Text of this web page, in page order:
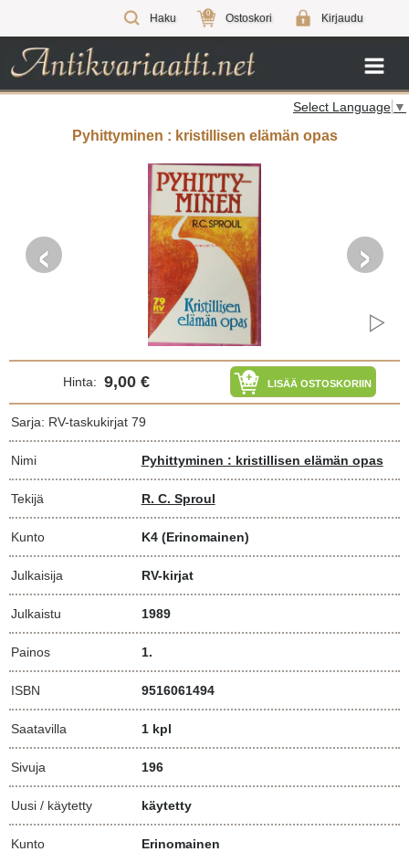
Haku 0 Ostoskori Kirjaudu
Select Language ▼
Pyhittyminen : kristillisen elämän opas
‹ ›
Hinta: 9,00 € LISÄÄ OSTOSKORIIN
Sarja: RV-taskukirjat 79
Nimi Pyhittyminen : kristillisen elämän opas
Tekijä R. C. Sproul
Kunto K4 (Erinomainen)
Julkaisija RV-kirjat
Julkaistu 1989
Painos 1.
ISBN 9516061494
Saatavilla 1 kpl
Sivuja 196
Uusi / käytetty käytetty
Kunto Erinomainen